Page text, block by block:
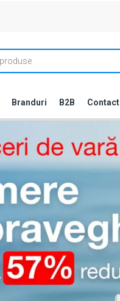
Branduri B2B Contact